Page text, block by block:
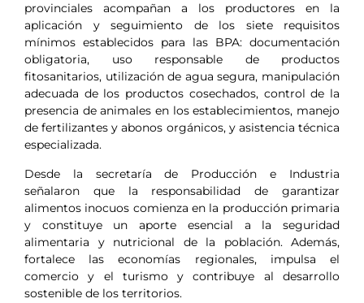
provinciales acompañan a los productores en la
aplicación y seguimiento de los siete requisitos
mínimos establecidos para las BPA: documentación
obligatoria, uso responsable de productos
fitosanitarios, utilización de agua segura, manipulación
adecuada de los productos cosechados, control de la
presencia de animales en los establecimientos, manejo
de fertilizantes y abonos orgánicos, y asistencia técnica
especializada.
Desde la secretaría de Producción e Industria
señalaron que la responsabilidad de garantizar
alimentos inocuos comienza en la producción primaria
y constituye un aporte esencial a la seguridad
alimentaria y nutricional de la población. Además,
fortalece las economías regionales, impulsa el
comercio y el turismo y contribuye al desarrollo
sostenible de los territorios.